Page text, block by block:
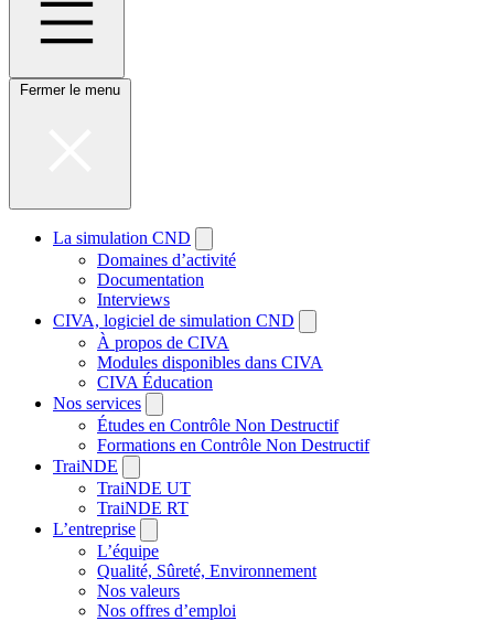
Fermer le menu
La simulation CND
Domaines d’activité
Documentation
Interviews
CIVA, logiciel de simulation CND
À propos de CIVA
Modules disponibles dans CIVA
CIVA Éducation
Nos services
Études en Contrôle Non Destructif
Formations en Contrôle Non Destructif
TraiNDE
TraiNDE UT
TraiNDE RT
L’entreprise
L’équipe
Qualité, Sûreté, Environnement
Nos valeurs
Nos offres d’emploi